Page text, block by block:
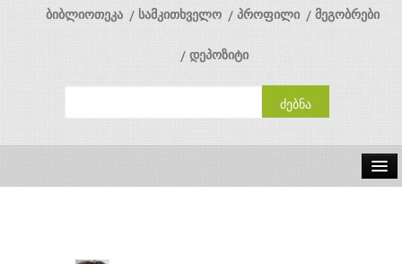
ბიბლიოთეკა სამკითხველო პროფილი მეგობრები
დეპოზიტი